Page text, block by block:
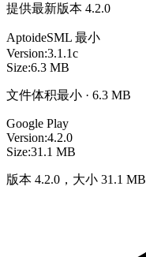
提供最新版本 4.2.0
AptoideSML 最小
Version:3.1.1c
Size:6.3 MB
文件体积最小 · 6.3 MB
Google Play
Version:4.2.0
Size:31.1 MB
版本 4.2.0，大小 31.1 MB